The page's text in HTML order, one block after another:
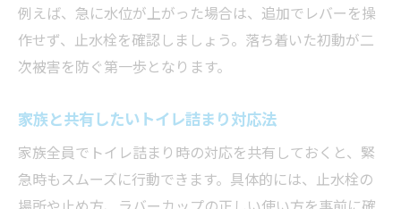
例えば、急に水位が上がった場合は、追加でレバーを操
作せず、止水栓を確認しましょう。落ち着いた初動が二
次被害を防ぐ第一歩となります。
家族と共有したいトイレ詰まり対応法
家族全員でトイレ詰まり時の対応を共有しておくと、緊
急時もスムーズに行動できます。具体的には、止水栓の